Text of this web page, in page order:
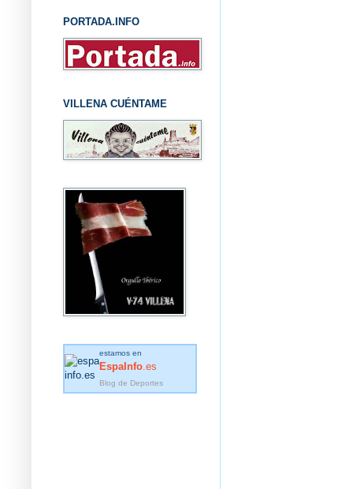
PORTADA.INFO
VILLENA CUÉNTAME
estamos en
EspaInfo .es
Blog de Deportes